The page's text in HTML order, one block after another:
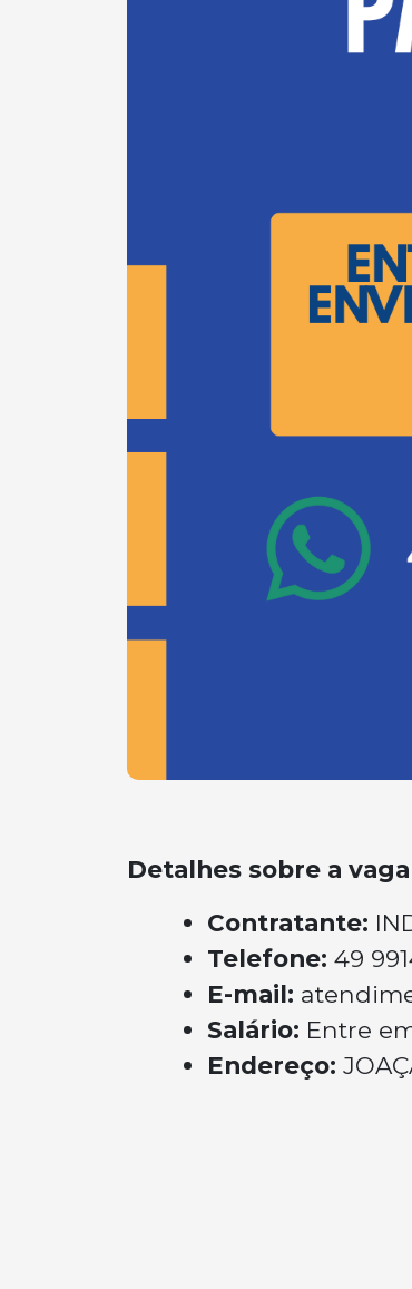
Detalhes sobre a vaga
Contratante:
Telefone: 49
E-mail:
Salário: Entre
Endereço: